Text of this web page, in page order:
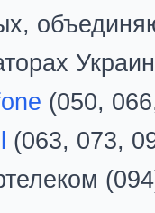
(050,
(063, 073,